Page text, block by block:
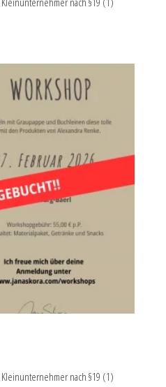
nach §19 (1)